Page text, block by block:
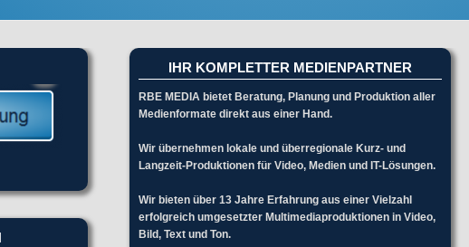
IHR KOMPLETTER MEDIENPARTNER
RBE MEDIA bietet Beratung, Planung und Produktion aller
Medienformate direkt aus einer Hand.
Wir übernehmen lokale und überregionale Kurz- und
Langzeit-Produktionen für Video, Medien und IT-Lösungen.
Wir bieten über 13 Jahre Erfahrung aus einer Vielzahl
erfolgreich umgesetzter Multimediaproduktionen in Video,
Bild, Text und Ton.